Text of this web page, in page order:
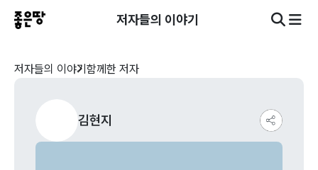
저자들의 이야기
저자들의 이야기 함께한 저자
김현지